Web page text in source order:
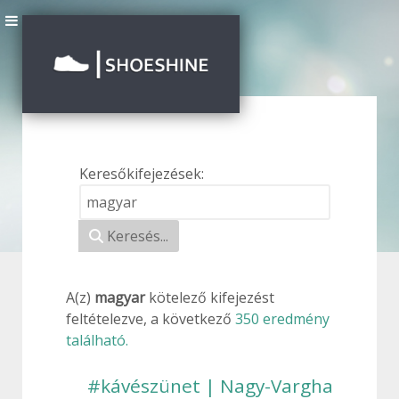
Keresési űrlap
Keresőkifejezések:
Keresés...
A(z) magyarkötelező kifejezést
feltételezve, a következő 350 eredmény
található.
#kávészünet | Nagy-Vargha